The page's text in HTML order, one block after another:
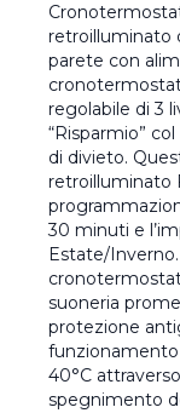
retroilluminato
parete con
regolabile di 3
“Risparmio”
di divieto.
retroilluminato
30 minuti e
Estate/
suoneria
protezione
40°C
spegnimento